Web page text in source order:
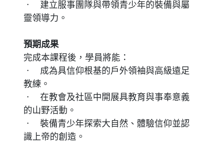
• 建立服事團隊與帶領青少年的裝備與屬
靈領導力。
預期成果
完成本課程後，學員將能：
• 成為具信仰根基的戶外領袖與高級遠足
教練。
• 在教會及社區中開展具教育與事奉意義
的山野活動。
• 裝備青少年探索大自然、體驗信仰並認
識上帝的創造。